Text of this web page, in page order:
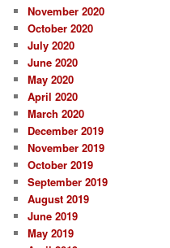
November 2020
October 2020
July 2020
June 2020
May 2020
April 2020
March 2020
December 2019
November 2019
October 2019
September 2019
August 2019
June 2019
May 2019